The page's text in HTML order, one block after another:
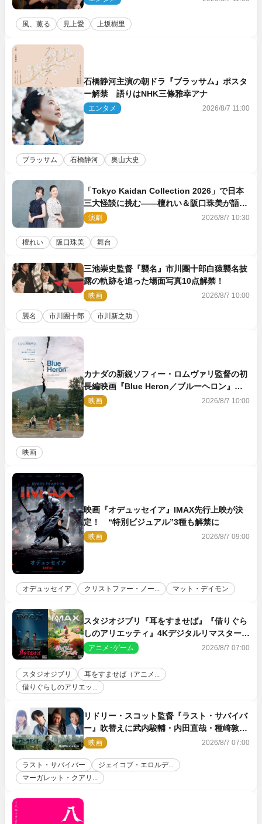
風、薫る 見上愛 上坂樹里
石橋静河主演の朝ドラ『ブラッサム』ポスタ
ー解禁 語りはNHK三條雅幸アナ
エンタメ 2026/8/7 11:00
ブラッサム 石橋静河 奥山大史
「Tokyo Kaidan Collection 2026」で日本
三大怪談に挑む――檀れい＆阪口珠美が語る
「牡丹灯籠」の新たな魅力
演劇 2026/8/7 10:30
檀れい 阪口珠美 舞台
三池崇史監督『襲名』市川團十郎白猿襲名披
露の軌跡を追った場面写真10点解禁！
映画 2026/8/7 10:00
襲名 市川團十郎 市川新之助
カナダの新鋭ソフィー・ロムヴァリ監督の初
長編映画『Blue Heron／ブルーヘロン』
10.23公開
映画 2026/8/7 10:00
映画
映画『オデュッセイア』IMAX先行上映が決
定！ “特別ビジュアル”3種も解禁に
映画 2026/8/7 09:00
オデュッセイア クリストファー・ノー... マット・デイモン
スタジオジブリ『耳をすませば』『借りぐら
しのアリエッティ』4Kデジタルリマスターで
IMAX上映決定！
アニメ･ゲーム 2026/8/7 07:00
スタジオジブリ
耳をすませば（アニメ...
借りぐらしのアリエッ...
リドリー・スコット監督『ラスト・サバイバ
ー』吹替えに武内駿輔・内田直哉・種崎敦
美・井上和彦ら豪華声優陣が集結！
映画 2026/8/7 07:00
ラスト・サバイバー
ジェイコブ・エロルデ...
マーガレット・クアリ...